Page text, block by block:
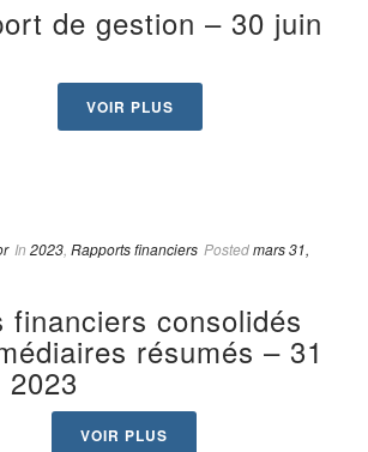
de gestion – 30 juin
VOIR PLUS
In 2023 Rapports financiers Postedmars 31,
financiers consolidés
résumés – 31
2023
VOIR PLUS